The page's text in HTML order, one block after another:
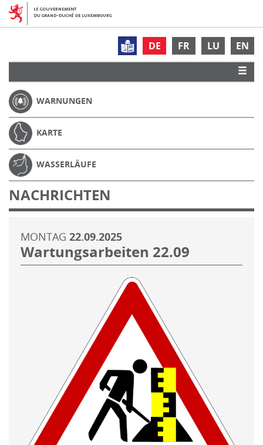
DE FR LU EN
WARNUNGEN
KARTE
WASSERLÄUFE
NACHRICHTEN
MONTAG 22.09.2025
Wartungsarbeiten 22.09